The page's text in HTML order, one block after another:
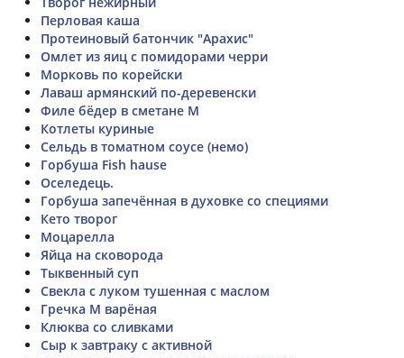
Перловая каша
Протеиновый батончик "Арахис"
Омлет из яиц с помидорами черри
Морковь по корейски
Лаваш армянский по-деревенски
Филе бёдер в сметане М
Котлеты куриные
Сельдь в томатном соусе (немо)
Горбуша Fish hause
Оселедець.
Горбуша запечённая в духовке со специями
Кето творог
Моцарелла
Яйца на сковорода
Тыквенный суп
Свекла с луком тушенная с маслом
Гречка М варёная
Клюква со сливками
Сыр к завтраку с активной